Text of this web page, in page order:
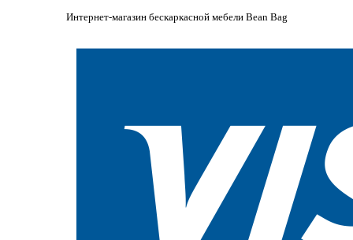
Интернет-магазин бескаркасной мебели Bean Bag